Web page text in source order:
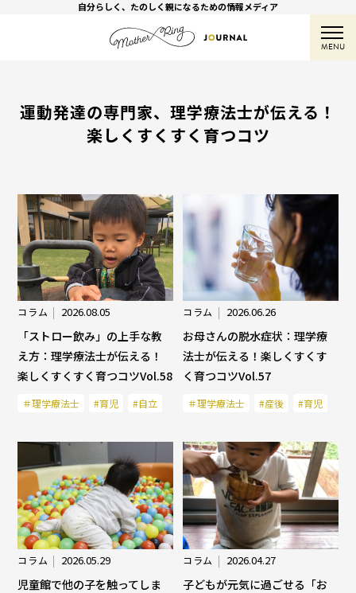
自分らしく、たのしく親になるための情報メディア
MENU
運動発達の専門家、理学療法士が伝える！
楽しくすくすく育つコツ
コラム 2026.08.05
「ストロー飲み」の上手な教
え方：理学療法士が伝える！
楽しくすくすく育つコツVol.58
＃理学療法士 #育児 #自立
コラム 2026.06.26
お母さんの脱水症状：理学療
法士が伝える！楽しくすくす
く育つコツVol.57
＃理学療法士 #産後 #育児
コラム 2026.05.29
児童館で他の子を触ってしま
コラム 2026.04.27
子どもが元気に過ごせる「お